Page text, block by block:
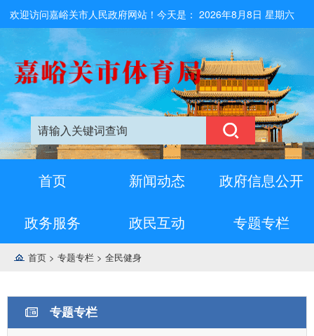
欢迎访问嘉峪关市人民政府网站！今天是：2026年8月8日 星期六
首页 新闻动态 政府信息公开
政务服务 政民互动 专题专栏
首页 > 专题专栏 > 全民健身
专题专栏